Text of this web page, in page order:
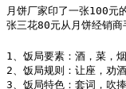
月饼厂家印了一张100元
张三花80元从月饼经销
1、饭局要素：酒，菜，
2、饭局规则：让座，劝
3、饭局特色：套词，吹